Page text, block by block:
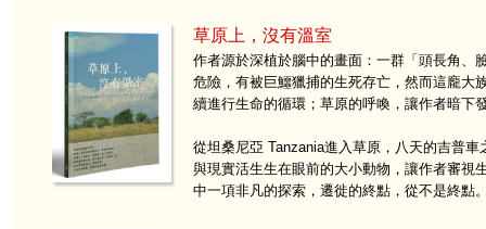
草原上，沒有溫室
作者源於深植於腦中的畫面：一群「頭長角、
危險，有被巨鱷獵捕的生死存亡，然而這龐大
續進行生命的循環；草原的呼喚，讓作者暗下
從坦桑尼亞 Tanzania進入草原，八天的吉普
與現實活生生在眼前的大小動物，讓作者審視
中一項非凡的探索，遷徙的終點，從不是終點